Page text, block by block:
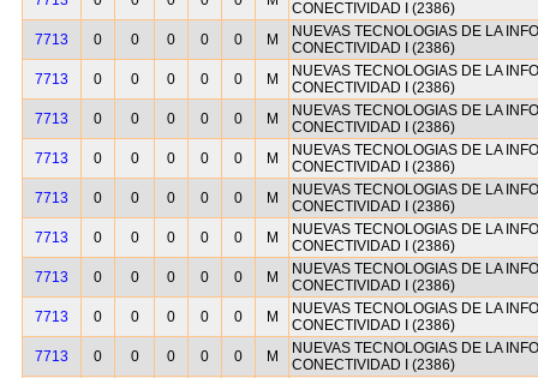
CONECTIVIDAD I (2386)
7713
0 0 0 0 0 M
NUEVAS TECNOLOGIAS DE LA
CONECTIVIDAD I (2386)
7713
0 0 0 0 0 M
NUEVAS TECNOLOGIAS DE LA
CONECTIVIDAD I (2386)
7713
0 0 0 0 0 M
NUEVAS TECNOLOGIAS DE LA
CONECTIVIDAD I (2386)
7713
0 0 0 0 0 M
NUEVAS TECNOLOGIAS DE LA
CONECTIVIDAD I (2386)
7713
0 0 0 0 0 M
NUEVAS TECNOLOGIAS DE LA
CONECTIVIDAD I (2386)
7713
0 0 0 0 0 M
NUEVAS TECNOLOGIAS DE LA
CONECTIVIDAD I (2386)
7713
0 0 0 0 0 M
NUEVAS TECNOLOGIAS DE LA
CONECTIVIDAD I (2386)
7713
0 0 0 0 0 M
NUEVAS TECNOLOGIAS DE LA
CONECTIVIDAD I (2386)
7713
0 0 0 0 0 M
NUEVAS TECNOLOGIAS DE LA
CONECTIVIDAD I (2386)